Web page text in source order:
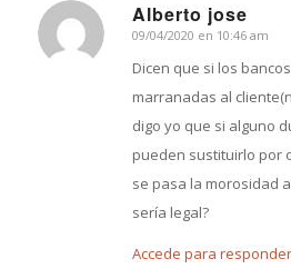
Alberto jose
Dice:
09/04/2020 en 10:46 am
Dicen que si los
marranadas al
digo yo que si alguno
pueden sustituirlo por
se pasa la morosidad
sería legal?
Accede para responder